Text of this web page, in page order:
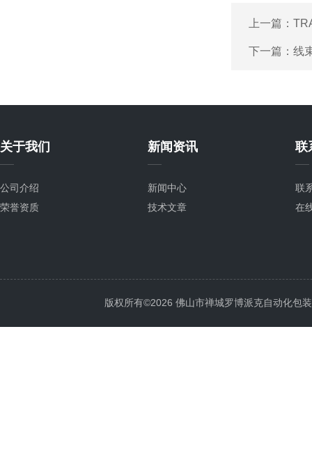
上一篇：
下一篇： 线
关于我们
公司介绍
荣誉资质
新闻资讯
新闻中心
技术文章
联
联
在
版权所有©2026 佛山市禅城罗博派克自动化